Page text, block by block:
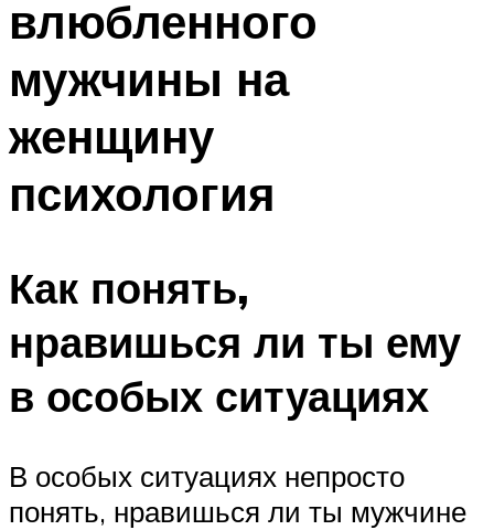
влюбленного
мужчины на
женщину
психология
Как понять,
нравишься ли ты ему
в особых ситуациях
В особых ситуациях непросто
понять, нравишься ли ты мужчине